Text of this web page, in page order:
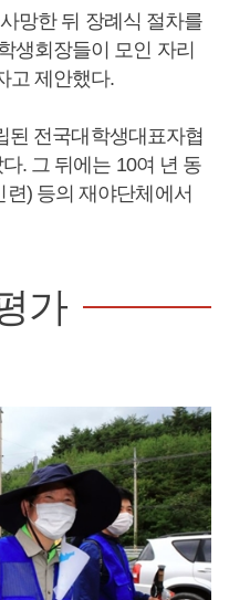
망한 뒤 장례식 절차를
생회장들이 모인 자리
고 제안했다.
된 전국대학생대표자협
. 그 뒤에는 10여 년 동
) 등의 재야단체에서
가